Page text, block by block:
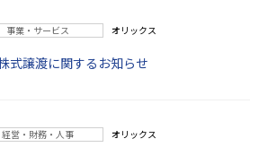
事業・サービス オリックス
式譲渡に関するお知らせ
経営・財務・人事 オリックス